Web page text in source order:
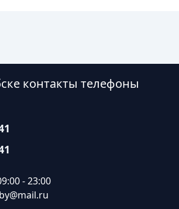
контакты телефоны
- 23:00